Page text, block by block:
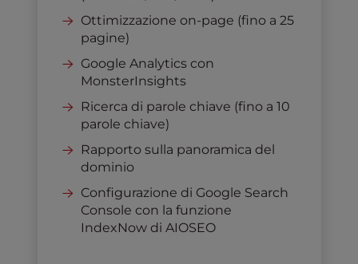
Ottimizzazione on-page (fino a 25
pagine)
Google Analytics con
MonsterInsights
Ricerca di parole chiave (fino a 10
parole chiave)
Rapporto sulla panoramica del
dominio
Configurazione di Google Search
Console con la funzione
IndexNow di AIOSEO